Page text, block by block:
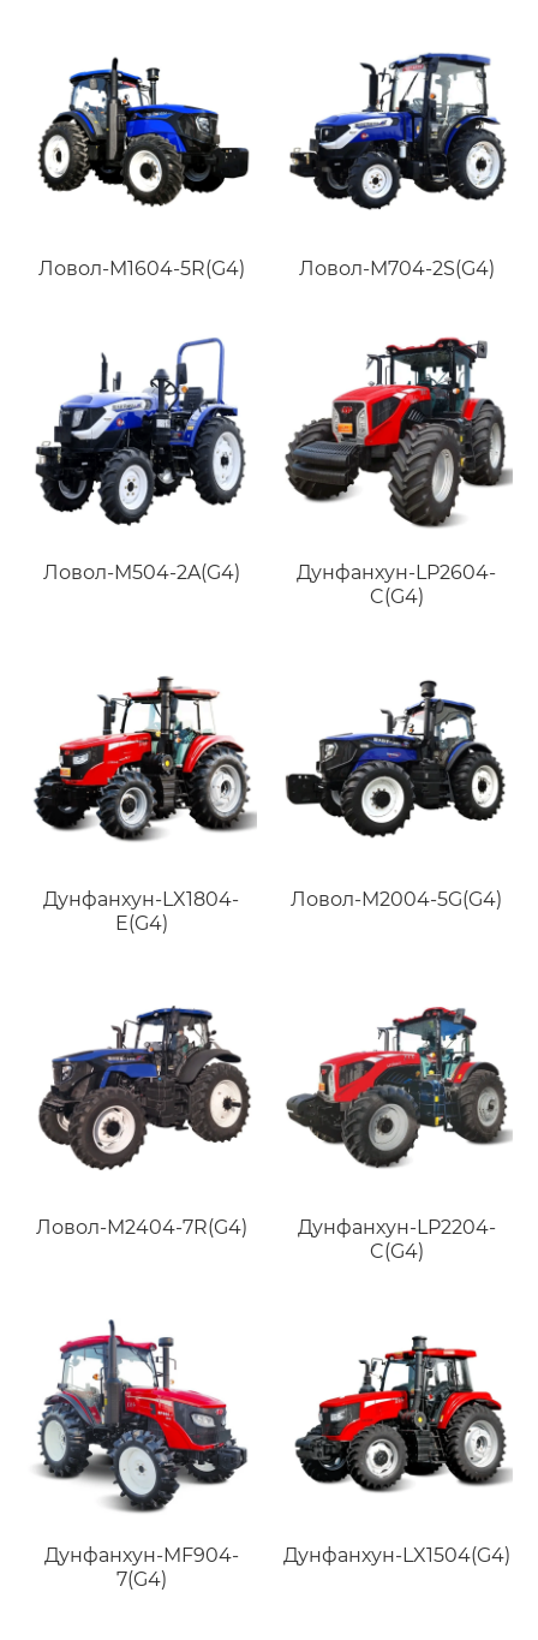
Ловол-M1604-5R(G4) Ловол-M704-2S(G4)
Ловол-M504-2A(G4)
Дунфанхун-LP2604-
C(G4)
Дунфанхун-LX1804-
E(G4)
Ловол-M2004-5G(G4)
Ловол-M2404-7R(G4)
Дунфанхун-LP2204-
C(G4)
Дунфанхун-MF904-
7(G4)
Дунфанхун-LX1504(G4)